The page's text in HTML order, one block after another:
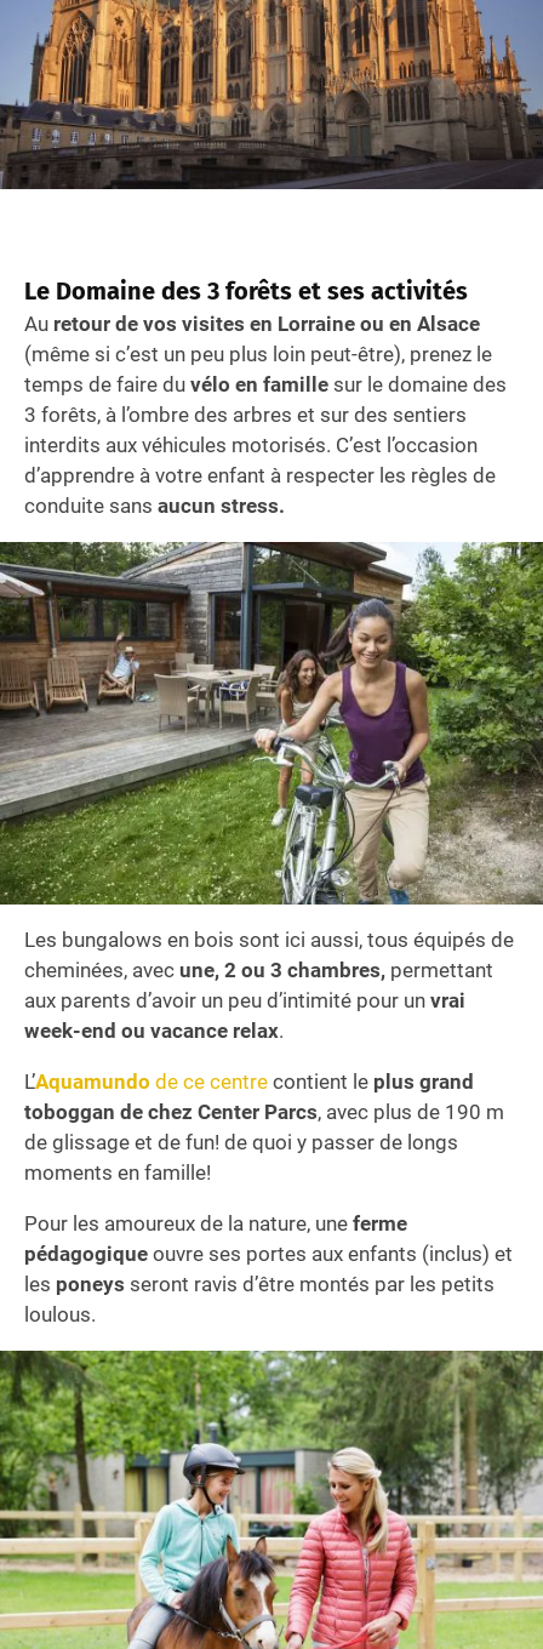
Le Domaine des 3 forêts et ses activités
Au retour de vos visites en Lorraine ou en Alsace
(même si c’est un peu plus loin peut-être), prenez le
temps de faire du vélo en famille sur le domaine des
3 forêts, à l’ombre des arbres et sur des sentiers
interdits aux véhicules motorisés. C’est l’occasion
d’apprendre à votre enfant à respecter les règles de
conduite sans aucun stress.
Les bungalows en bois sont ici aussi, tous équipés de
cheminées, avec une, 2 ou 3 chambres, permettant
aux parents d’avoir un peu d’intimité pour un vrai
week-end ou vacance relax.
L’Aquamundo de ce centre contient le plus grand
toboggan de chez Center Parcs, avec plus de 190 m
de glissage et de fun! de quoi y passer de longs
moments en famille!
Pour les amoureux de la nature, une ferme
pédagogique ouvre ses portes aux enfants (inclus) et
les poneys seront ravis d’être montés par les petits
loulous.